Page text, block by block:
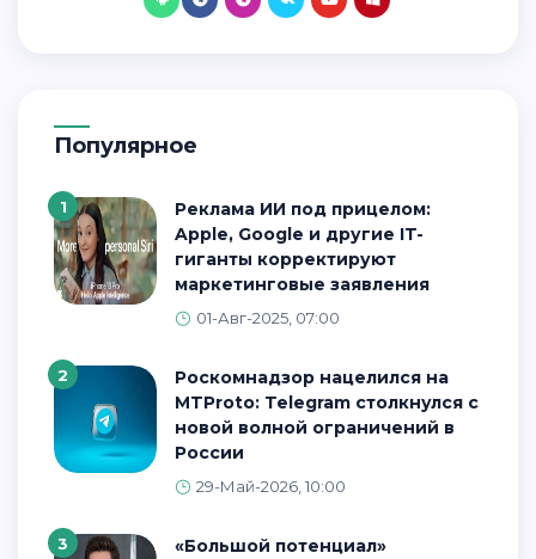
Популярное
1
Реклама ИИ под прицелом:
Apple, Google и другие IT-
гиганты корректируют
маркетинговые заявления
01-Авг-2025, 07:00
2
Роскомнадзор нацелился на
MTProto: Telegram столкнулся с
новой волной ограничений в
России
29-Май-2026, 10:00
3
«Большой потенциал»